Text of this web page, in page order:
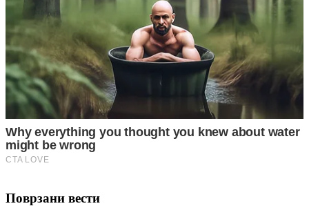
Поврзани вести